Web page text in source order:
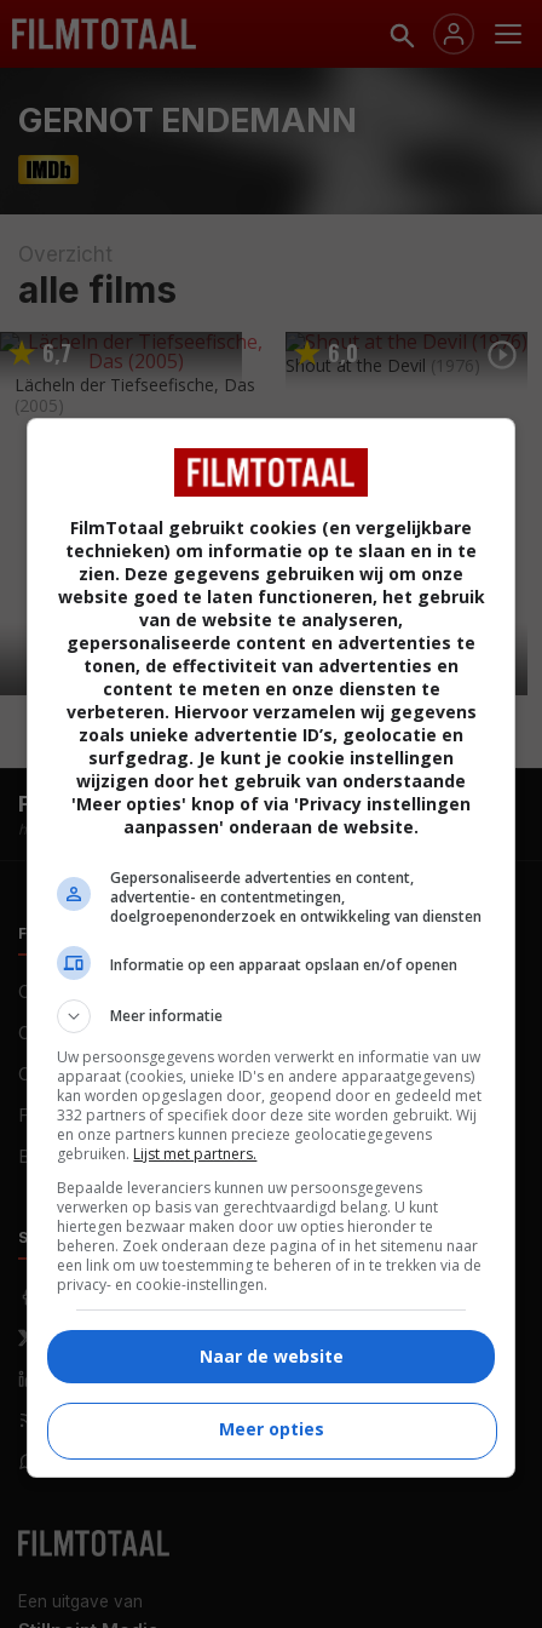
GERNOT ENDEMANN
Overzicht
alle films
6,7
Lächeln der Tiefseefische, Das
(2005)
6,0
Shout at the Devil (1976)
FilmTotaal.Hét online filmoverzicht.
hosted by
Een uitgave van
FILMTOTAAL
Contact
Over ons
Colofon
FAQ
Blog
Cookies
Cookievoorkeuren
SOCIALS
Facebook
X (Twitter)
LinkedIn
RSS-feed
WhatsApp
ONTDEKKEN
Nieuws
Netflix
Films op tv
Bioscoop
FilmTotaal gebruikt cookies (en vergelijkbare
technieken) om informatie op te slaan en in te
zien. Deze gegevens gebruiken wij om onze
website goed te laten functioneren, het gebruik
van de website te analyseren,
gepersonaliseerde content en advertenties te
tonen, de effectiviteit van advertenties en
content te meten en onze diensten te
verbeteren. Hiervoor verzamelen wij gegevens
zoals unieke advertentie ID’s, geolocatie en
surfgedrag. Je kunt je cookie instellingen
wijzigen door het gebruik van onderstaande
'Meer opties' knop of via 'Privacy instellingen
aanpassen' onderaan de website.
Gepersonaliseerde advertenties en content,
advertentie- en contentmetingen,
doelgroepenonderzoek en ontwikkeling van diensten
Informatie op een apparaat opslaan en/of openen
Meer informatie
Uw persoonsgegevens worden verwerkt en informatie van uw
apparaat (cookies, unieke ID's en andere apparaatgegevens)
kan worden opgeslagen door, geopend door en gedeeld met
332 partners of specifiek door deze site worden gebruikt. Wij
en onze partners kunnen precieze geolocatiegegevens
gebruiken. Lijst met partners.
Bepaalde leveranciers kunnen uw persoonsgegevens
verwerken op basis van gerechtvaardigd belang. U kunt
hiertegen bezwaar maken door uw opties hieronder te
beheren. Zoek onderaan deze pagina of in het sitemenu naar
een link om uw toestemming te beheren of in te trekken via de
privacy- en cookie-instellingen.
Naar de website
Meer opties